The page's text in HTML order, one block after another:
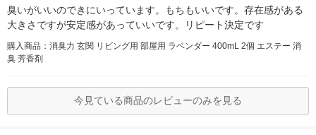
臭いがいいのできにいっています。もちもいいです。存在感がある
大きさですが安定感があっていいです。リピート決定です
購入商品：消臭力 玄関 リビング用 部屋用 ラベンダー 400mL 2個 エステー 消
臭 芳香剤
今見ている商品のレビューのみを見る